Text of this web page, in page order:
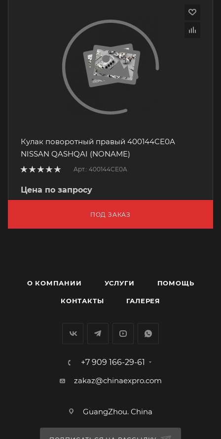
Кулак поворотный правый 400144CE0A
NISSAN QASHQAI (NONAME)
Арт.: 400144CE0A
Цена по запросу
ПОД ЗАКАЗ
О КОМПАНИИ УСЛУГИ ПОМОЩЬ
КОНТАКТЫ ГАЛЕРЕЯ
+7 909 166-29-61
zakaz@chinaexpro.com
GuangZhou. China